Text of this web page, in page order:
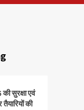
सुरक्षा एवं
की